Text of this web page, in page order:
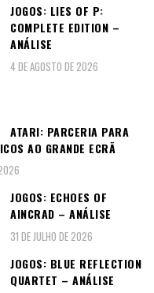
JOGOS: LIES OF P:
COMPLETE EDITION –
ANÁLISE
4 DE AGOSTO DE 2026
ATARI: PARCERIA PARA
AO GRANDE ECRÃ
JOGOS: ECHOES OF
AINCRAD – ANÁLISE
31 DE JULHO DE 2026
JOGOS: BLUE REFLECTION
QUARTET – ANÁLISE